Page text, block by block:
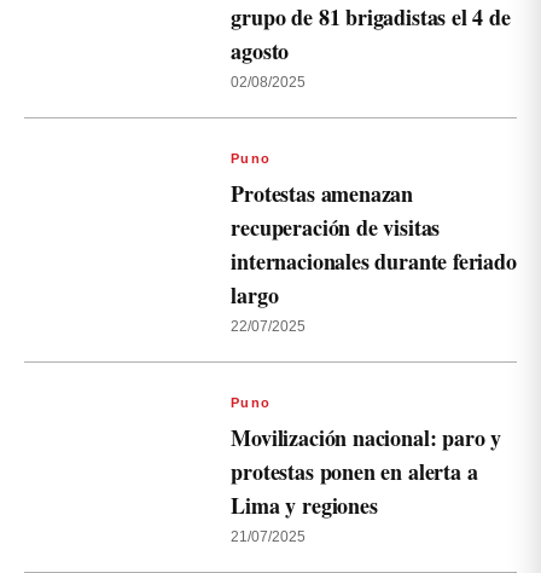
grupo de 81 brigadistas el 4 de
agosto
02/08/2025
Puno
Protestas amenazan
recuperación de visitas
internacionales durante feriado
largo
22/07/2025
Puno
Movilización nacional: paro y
protestas ponen en alerta a
Lima y regiones
21/07/2025